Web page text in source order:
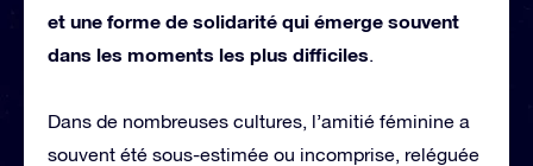
et une forme de solidarité qui émerge souvent
dans les moments les plus difficiles.
Dans de nombreuses cultures, l’amitié féminine a
souvent été sous-estimée ou incomprise, reléguée